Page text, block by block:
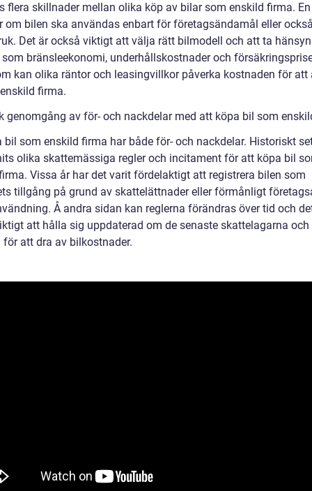
flera skillnader mellan olika köp av bilar som enskild firma.
om bilen ska användas enbart för företagsändamål eller
Det är också viktigt att välja rätt bilmodell och att ta
bränsleekonomi, underhållskostnader och
kan olika räntor och leasingvillkor påverka kostnaden för att
firma.
genomgång av för- och nackdelar med att köpa bil som
bil som enskild firma har både för- och nackdelar. Historiskt
olika skattemässiga regler och incitament för att köpa bil
Vissa år har det varit fördelaktigt att registrera bilen som
tillgång på grund av skattelättnader eller förmånligt
Å andra sidan kan reglerna förändras över tid och
att hålla sig uppdaterad om de senaste skattelagarna och
för att dra av bilkostnader.